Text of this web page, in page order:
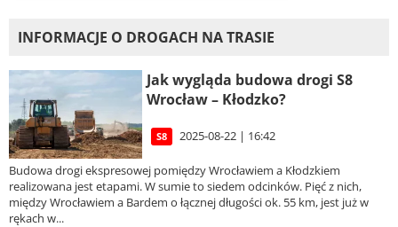
INFORMACJE O DROGACH NA TRASIE
Jak wygląda budowa drogi S8
Wrocław – Kłodzko?
S8 2025-08-22 | 16:42
Budowa drogi ekspresowej pomiędzy Wrocławiem a Kłodzkiem
realizowana jest etapami. W sumie to siedem odcinków. Pięć z nich,
między Wrocławiem a Bardem o łącznej długości ok. 55 km, jest już w
rękach w...